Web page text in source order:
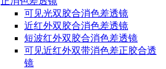
可见光双胶合消色差透镜
近红外双胶合消色差透镜
短波红外双胶合消色差透镜
可见近红外双带消色差正胶合透
镜